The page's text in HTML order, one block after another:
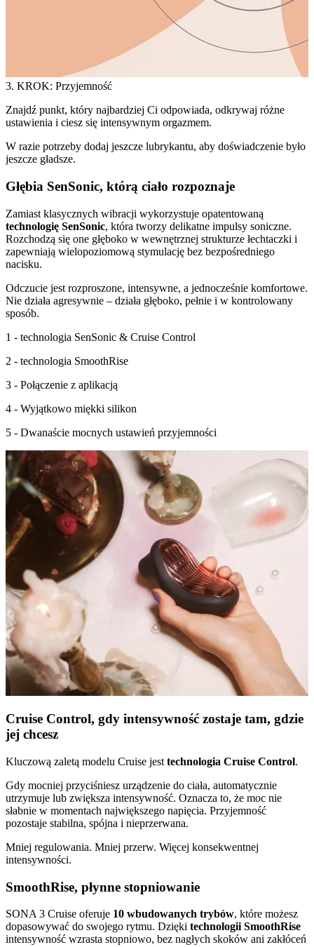
3. KROK: Przyjemność
Znajdź punkt, który najbardziej Ci odpowiada, odkrywaj różne
ustawienia i ciesz się intensywnym orgazmem.
W razie potrzeby dodaj jeszcze lubrykantu, aby doświadczenie było
jeszcze gładsze.
Głębia SenSonic, którą ciało rozpoznaje
Zamiast klasycznych wibracji wykorzystuje opatentowaną
technologię SenSonic, która tworzy delikatne impulsy soniczne.
Rozchodzą się one głęboko w wewnętrznej strukturze łechtaczki i
zapewniają wielopoziomową stymulację bez bezpośredniego
nacisku.
Odczucie jest rozproszone, intensywne, a jednocześnie komfortowe.
Nie działa agresywnie – działa głęboko, pełnie i w kontrolowany
sposób.
1 - technologia SenSonic & Cruise Control
2 - technologia SmoothRise
3 - Połączenie z aplikacją
4 - Wyjątkowo miękki silikon
5 - Dwanaście mocnych ustawień przyjemności
Cruise Control, gdy intensywność zostaje tam, gdzie
jej chcesz
Kluczową zaletą modelu Cruise jest technologia Cruise Control.
Gdy mocniej przyciśniesz urządzenie do ciała, automatycznie
utrzymuje lub zwiększa intensywność. Oznacza to, że moc nie
słabnie w momentach największego napięcia. Przyjemność
pozostaje stabilna, spójna i nieprzerwana.
Mniej regulowania. Mniej przerw. Więcej konsekwentnej
intensywności.
SmoothRise, płynne stopniowanie
SONA 3 Cruise oferuje 10 wbudowanych trybów, które możesz
dopasowywać do swojego rytmu. Dzięki technologii SmoothRise
intensywność wzrasta stopniowo, bez nagłych skoków ani zakłóceń